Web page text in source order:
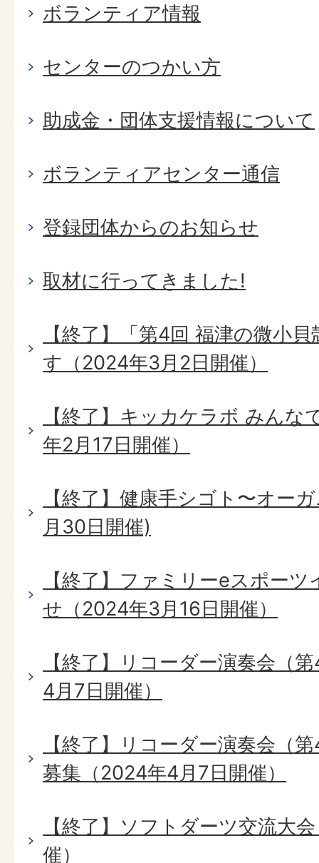
ボランティア情報
センターのつかい方
助成金・団体支援情報について
ボランティアセンター通信
登録団体からのお知らせ
取材に行ってきました!
【終了】「第4回 福津の微小
す（2024年3月2日開催）
【終了】キッカケラボ みんな
年2月17日開催）
【終了】健康手シゴト〜オー
月30日開催)
【終了】ファミリーeスポー
せ（2024年3月16日開催）
【終了】リコーダー演奏会（
4月7日開催）
【終了】リコーダー演奏会（
募集（2024年4月7日開催）
【終了】ソフトダーツ交流大
催）